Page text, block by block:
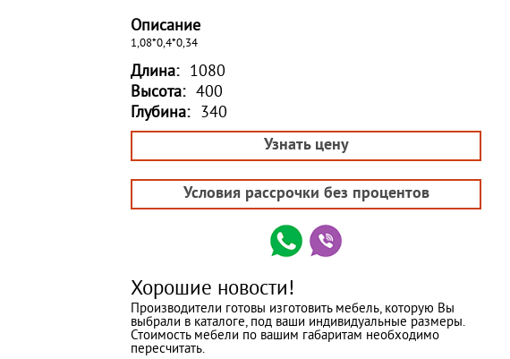
Описание
1,08*0,4*0,34
Длина: 1080
Высота: 400
Глубина: 340
Узнать цену
Условия рассрочки без процентов
Хорошие новости!
Производители готовы изготовить мебель, которую Вы
выбрали в каталоге, под ваши индивидуальные размеры.
Стоимость мебели по вашим габаритам необходимо
пересчитать.